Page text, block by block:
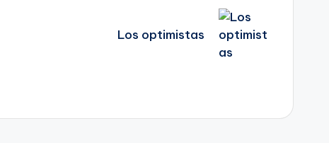
Los optimistas